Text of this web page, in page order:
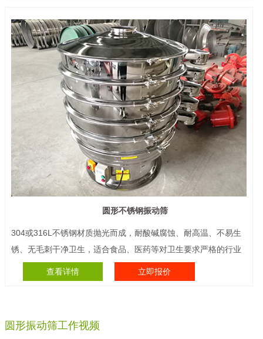
圆形不锈钢振动筛
304或316L不锈钢材质抛光而成，耐酸碱腐蚀、耐高温、不易生
锈、无毛刺干净卫生，适合食品、医药等对卫生要求严格的行业
查看详情 立即报价
圆形振动筛工作视频